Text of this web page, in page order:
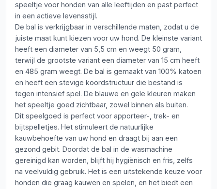
speeltje voor honden van alle leeftijden en past perfect
in een actieve levensstijl.
De bal is verkrijgbaar in verschillende maten, zodat u de
juiste maat kunt kiezen voor uw hond. De kleinste variant
heeft een diameter van 5,5 cm en weegt 50 gram,
terwijl de grootste variant een diameter van 15 cm heeft
en 485 gram weegt. De bal is gemaakt van 100% katoen
en heeft een stevige koordstructuur die bestand is
tegen intensief spel. De blauwe en gele kleuren maken
het speeltje goed zichtbaar, zowel binnen als buiten.
Dit speelgoed is perfect voor apporteer-, trek- en
bijtspelletjes. Het stimuleert de natuurlijke
kauwbehoefte van uw hond en draagt bij aan een
gezond gebit. Doordat de bal in de wasmachine
gereinigd kan worden, blijft hij hygiënisch en fris, zelfs
na veelvuldig gebruik. Het is een uitstekende keuze voor
honden die graag kauwen en spelen, en het biedt een